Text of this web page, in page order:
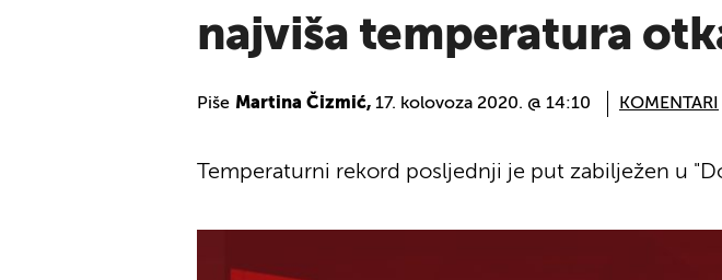
najviša temperatura
Piše Martina Čizmić, 17. kolovoza 2020. @ 14:10 KOMENTARI
Temperaturni rekord posljednji je put zabilježen u